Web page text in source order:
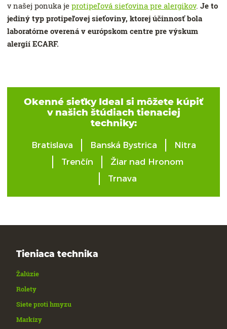
v našej ponuka je protipeľová sieťovina pre alergikov. Je to
jediný typ protipeľovej sieťoviny, ktorej účinnosť bola
laboratórne overená v európskom centre pre výskum
alergií ECARF.
Okenné sieťky Ideal si môžete kúpiť
v našich štúdiach tienaciej
techniky:
Bratislava Banská Bystrica
Nitra
Trenčín
Žiar nad Hronom
Trnava
Tieniaca technika
Žalúzie
Rolety
Siete proti hmyzu
Markízy